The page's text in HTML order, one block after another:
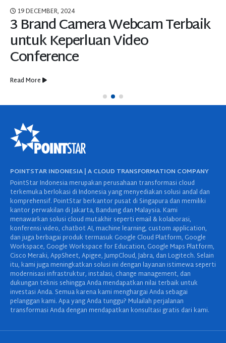
19 DECEMBER, 2024
3 Brand Camera Webcam Terbaik
untuk Keperluan Video
Conference
Read More
POINTSTAR INDONESIA | A CLOUD TRANSFORMATION COMPANY
PointStar Indonesia merupakan perusahaan transformasi cloud
terkemuka berlokasi di Indonesia yang menyediakan solusi andal dan
komprehensif. PointStar berkantor pusat di Singapura dan memiliki
kantor perwakilan di Jakarta, Bandung dan Malaysia. Kami
menawarkan solusi cloud mutakhir seperti email & kolaborasi,
konferensi video, chatbot AI, machine learning, custom application,
dan juga berbagai produk termasuk Google Cloud Platform, Google
Workspace, Google Workspace for Education, Google Maps Platform,
Cisco Meraki, AppSheet, Apigee, JumpCloud, Jabra, dan Logitech. Selain
itu, kami juga meningkatkan solusi ini dengan layanan istimewa seperti
modernisasi infrastruktur, instalasi, change management, dan
dukungan teknis sehingga Anda mendapatkan nilai terbaik untuk
investasi Anda. Semua karena kami menghargai Anda sebagai
pelanggan kami. Apa yang Anda tunggu? Mulailah perjalanan
transformasi Anda dengan mendapatkan konsultasi gratis dari kami.